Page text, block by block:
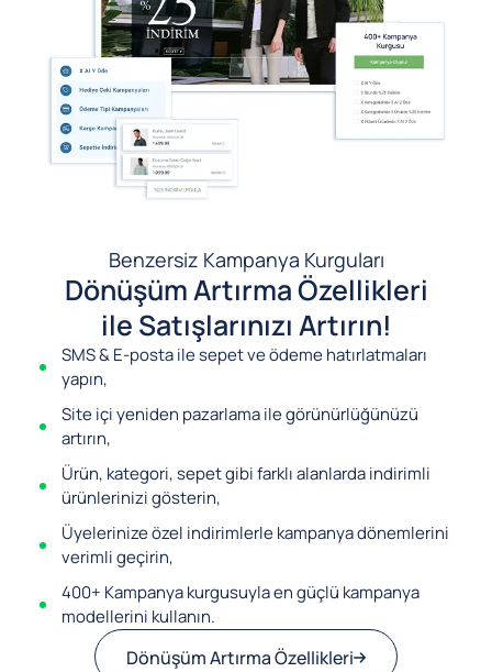
Benzersiz Kampanya Kurguları
Dönüşüm Artırma Özellikleri
ile Satışlarınızı Artırın!
SMS & E-posta ile sepet ve ödeme hatırlatmaları
yapın,
Site içi yeniden pazarlama ile görünürlüğünüzü
artırın,
Ürün, kategori, sepet gibi farklı alanlarda indirimli
ürünlerinizi gösterin,
Üyelerinize özel indirimlerle kampanya dönemlerini
verimli geçirin,
400+ Kampanya kurgusuyla en güçlü kampanya
modellerini kullanın.
Dönüşüm Artırma Özellikleri